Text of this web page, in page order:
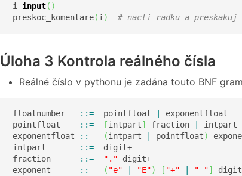
i=input( )
preskoc_komentare(i) # nacti radku a preskakuj
Úloha 3 Kontrola reálného čísla
Reálné číslo v pythonu je zadána touto BNF
floatnumber ::=
  pointfloat
exponentfloat
pointfloat
::= [intpart] fraction intpart
exponentfloat
::= (intpart pointfloat)
intpart
::=
  digit+
fraction
::= "." digit+
exponent
::= ( "e" "E") [ "+" "-"]